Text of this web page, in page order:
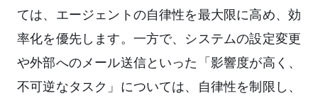
ては、エージェントの自律性を最大限に高め、効
率化を優先します。一方で、システムの設定変更
や外部へのメール送信といった「影響度が高く、
不可逆なタスク」については、自律性を制限し、